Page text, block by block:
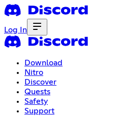
Log In
Download
Nitro
Discover
Quests
Safety
Support